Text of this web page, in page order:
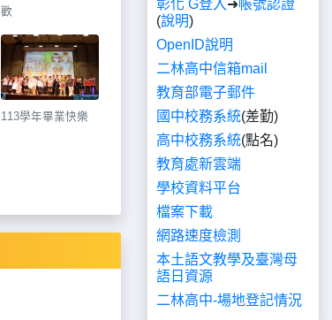
歡
113學年畢業快樂
彰化 G登入 ➜帳號認證
(說明)
OpenID說明
二林高中信箱mail
教育部電子郵件
國中校務系統(差勤)
高中校務系統(點名)
教育處新雲端
學校資料平台
檔案下載
網路速度檢測
本土語文教學及臺灣母
語日資源
二林高中-場地登記情況